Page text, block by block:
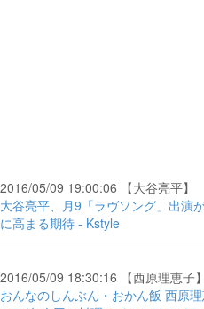
2016/05/09 19:00:06 【大谷亮平】
大谷亮平、月9「ラヴソング」出演
に高まる期待 - Kstyle
2016/05/09 18:30:16 【西原理恵子】
おんなのしんぶん・おかん飯 西原